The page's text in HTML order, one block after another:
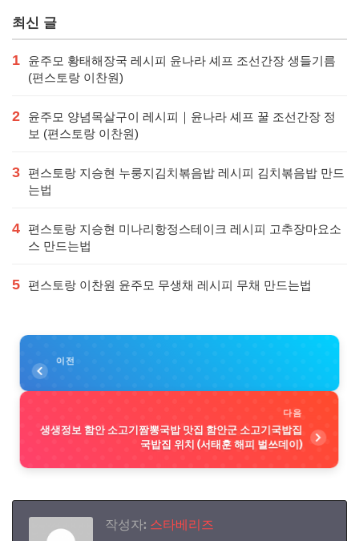
최신 글
1
윤주모 황태해장국 레시피 윤나라 셰프 조선간장 생들기름
(편스토랑 이찬원)
2
윤주모 양념목살구이 레시피｜윤나라 셰프 꿀 조선간장 정
보 (편스토랑 이찬원)
3
편스토랑 지승현 누룽지김치볶음밥 레시피 김치볶음밥 만드
는법
4
편스토랑 지승현 미나리항정스테이크 레시피 고추장마요소
스 만드는법
5 편스토랑 이찬원 윤주모 무생채 레시피 무채 만드는법
이전
다음
생생정보 함안 소고기짬뽕국밥 맛집 함안군 소고기국밥집
국밥집 위치 (서태훈 해피 벌쓰데이)
작성자: 스타베리즈